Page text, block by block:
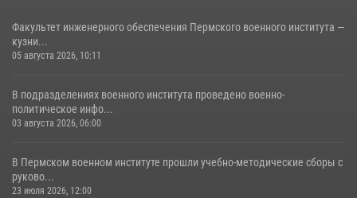
Факультет инженерного обеспечения Пермского военного института —
кузни...
05 августа 2026, 10:11
В подразделениях военного института проведено военно-
политическое инфо...
03 августа 2026, 06:00
В Пермском военном институте прошли учебно-методические сборы с
руково...
23 июля 2026, 12:00